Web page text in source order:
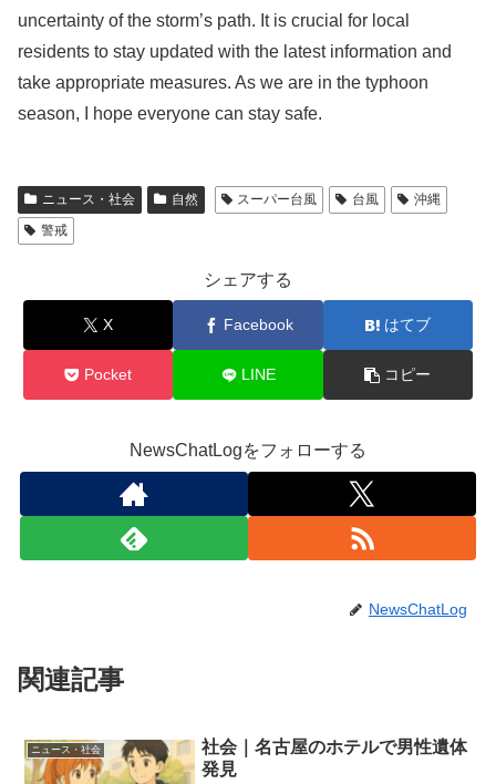
uncertainty of the storm’s path. It is crucial for local
residents to stay updated with the latest information and
take appropriate measures. As we are in the typhoon
season, I hope everyone can stay safe.
ニュース・社会 自然 スーパー台風 台風
沖縄
警戒
シェアする
X Facebook はてブ
Pocket LINE コピー
NewsChatLogをフォローする
NewsChatLog
関連記事
ニュース・社会
社会｜名古屋のホテルで男性遺体
発見